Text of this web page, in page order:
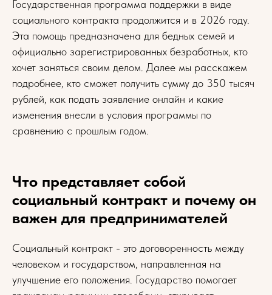
Государственная программа поддержки в виде
социального контракта продолжится и в 2026 году.
Эта помощь предназначена для бедных семей и
официально зарегистрированных безработных, кто
хочет заняться своим делом. Далее мы расскажем
подробнее, кто сможет получить сумму до 350 тысяч
рублей, как подать заявление онлайн и какие
изменения внесли в условия программы по
сравнению с прошлым годом.
Что представляет собой
социальный контракт и почему он
важен для предпринимателей
Социальный контракт - это договоренность между
человеком и государством, направленная на
улучшение его положения. Государство помогает